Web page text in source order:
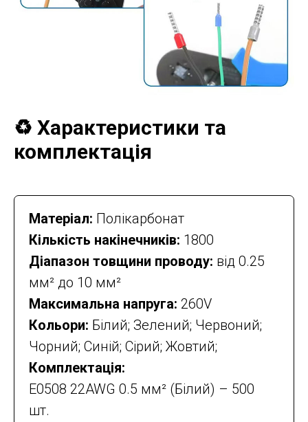
♻️ Характеристики та
комплектація
Матеріал: Полікарбонат
Кількість накінечників: 1800
Діапазон товщини проводу: від 0.25
мм² до 10 мм²
Максимальна напруга: 260V
Кольори: Білий; Зелений; Червоний;
Чорний; Синій; Сірий; Жовтий;
Комплектація:
E0508 22AWG 0.5 мм² (Білий) – 500
шт.